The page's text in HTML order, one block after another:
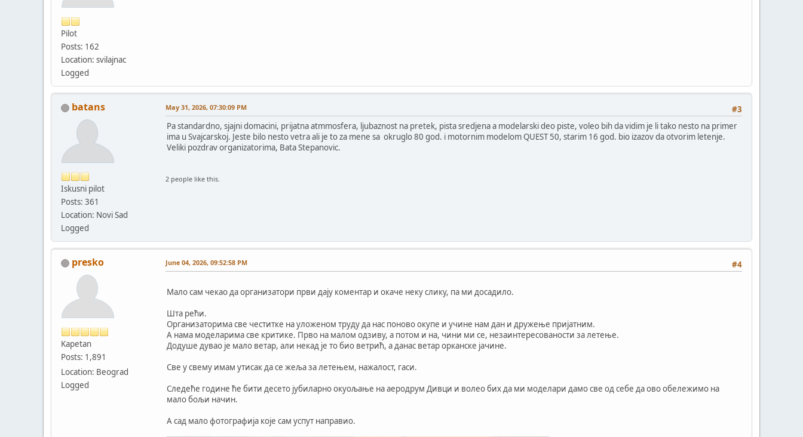
Pilot
Posts: 162
Location: svilajnac
Logged
batans
Iskusni pilot
Posts: 361
Location: Novi Sad
Logged
#3
May 31, 2026, 07:30:09 PM
Pa standardno, sjajni domacini, prijatna atmmosfera, ljubaznost na pretek, pista sredjena a modelarski deo piste, voleo bih da vidim je li tako nesto na primer
ima u Svajcarskoj. Jeste bilo nesto vetra ali je to za mene sa okruglo 80 god. i motornim modelom QUEST 50, starim 16 god. bio izazov da otvorim letenje.
Veliki pozdrav organizatorima, Bata Stepanovic.
2 people like this.
presko
Kapetan
Posts: 1,891
Location: Beograd
Logged
#4
June 04, 2026, 09:52:58 PM
Мало сам чекао да организатори први дају коментар и окаче неку слику, па ми досадило.
Шта рећи.
Организаторима све честитке на уложеном труду да нас поново окупе и учине нам дан и дружење пријатним.
А нама моделарима све критике. Прво на малом одзиву, а потом и на, чини ми се, незаинтересованости за летење.
Додуше дувао је мало ветар, али некад је то био ветрић, а данас ветар орканске јачине.
Све у свему имам утисак да се жеља за летењем, нажалост, гаси.
Следеће године ће бити десето јубиларно окуољање на аеродрум Дивци и волео бих да ми моделари дамо све од себе да ово обележимо на
мало бољи начин.
А сад мало фотографија које сам успут направио.